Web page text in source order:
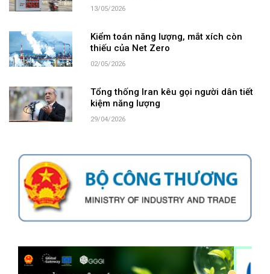
13/05/2026
Kiểm toán năng lượng, mắt xích còn
thiếu của Net Zero
02/05/2026
Tổng thống Iran kêu gọi người dân tiết
kiệm năng lượng
29/04/2026